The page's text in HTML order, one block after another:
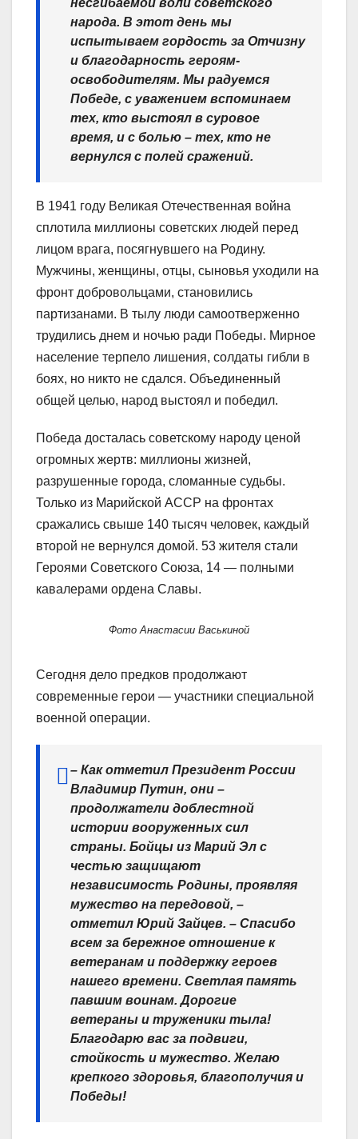
несгибаемой воли советского
народа. В этот день мы
испытываем гордость за Отчизну
и благодарность героям-
освободителям. Мы радуемся
Победе, с уважением вспоминаем
тех, кто выстоял в суровое
время, и с болью – тех, кто не
вернулся с полей сражений.
В 1941 году Великая Отечественная война
сплотила миллионы советских людей перед
лицом врага, посягнувшего на Родину.
Мужчины, женщины, отцы, сыновья уходили на
фронт добровольцами, становились
партизанами. В тылу люди самоотверженно
трудились днем и ночью ради Победы. Мирное
население терпело лишения, солдаты гибли в
боях, но никто не сдался. Объединенный
общей целью, народ выстоял и победил.
Победа досталась советскому народу ценой
огромных жертв: миллионы жизней,
разрушенные города, сломанные судьбы.
Только из Марийской АССР на фронтах
сражались свыше 140 тысяч человек, каждый
второй не вернулся домой. 53 жителя стали
Героями Советского Союза, 14 — полными
кавалерами ордена Славы.
Фото Анастасии Васькиной
Сегодня дело предков продолжают
современные герои — участники специальной
военной операции.
– Как отметил Президент России
Владимир Путин, они –
продолжатели доблестной
истории вооруженных сил
страны. Бойцы из Марий Эл с
честью защищают
независимость Родины, проявляя
мужество на передовой, –
отметил Юрий Зайцев. – Спасибо
всем за бережное отношение к
ветеранам и поддержку героев
нашего времени. Светлая память
павшим воинам. Дорогие
ветераны и труженики тыла!
Благодарю вас за подвиги,
стойкость и мужество. Желаю
крепкого здоровья, благополучия и
Победы!